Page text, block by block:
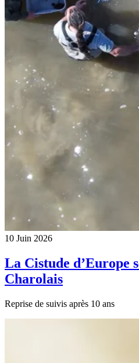
10 Juin 2026
La Cistude d’Europe
Charolais
Reprise de suivis après 10 ans